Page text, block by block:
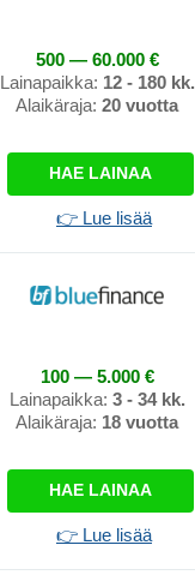
500 — 60.000 €
Lainapaikka: 12 - 180 kk.
Alaikäraja: 20 vuotta
HAE LAINAA
👉 Lue lisää
100 — 5.000 €
Lainapaikka: 3 - 34 kk.
Alaikäraja: 18 vuotta
HAE LAINAA
👉 Lue lisää